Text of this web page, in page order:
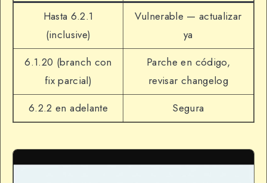
Hasta 6.2.1
(inclusive)
Vulnerable — actualizar
ya
6.1.20 (branch con
fix parcial)
Parche en código,
revisar changelog
6.2.2 en adelante
Segura